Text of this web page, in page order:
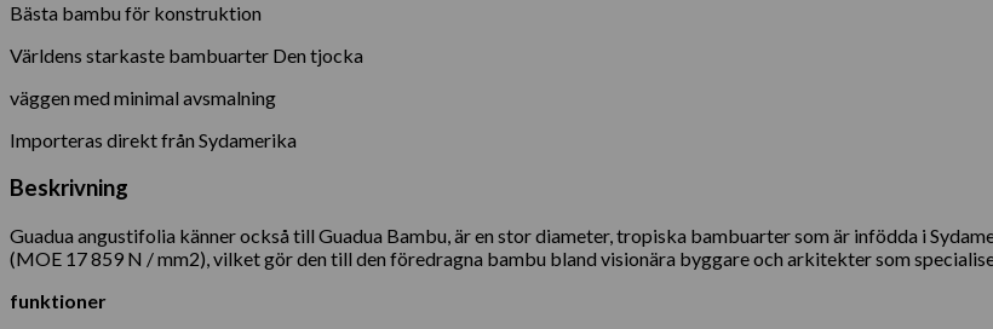
Bästa bambu för konstruktion
Världens starkaste bambuarter Den tjocka
väggen med minimal avsmalning
Importeras direkt från Sydamerika
Beskrivning
Guadua angustifolia känner också till Guadua Bambu, är en stor diameter, tropiska bambuarter som är infödda i
(MOE 17 859 N / mm2), vilket gör den till den föredragna bambu bland visionära byggare och arkitekter som
funktioner